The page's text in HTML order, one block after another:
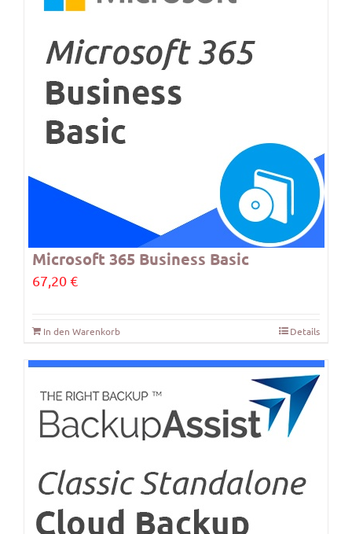
Microsoft 365 Business Basic
67,20€
In den Warenkorb Details